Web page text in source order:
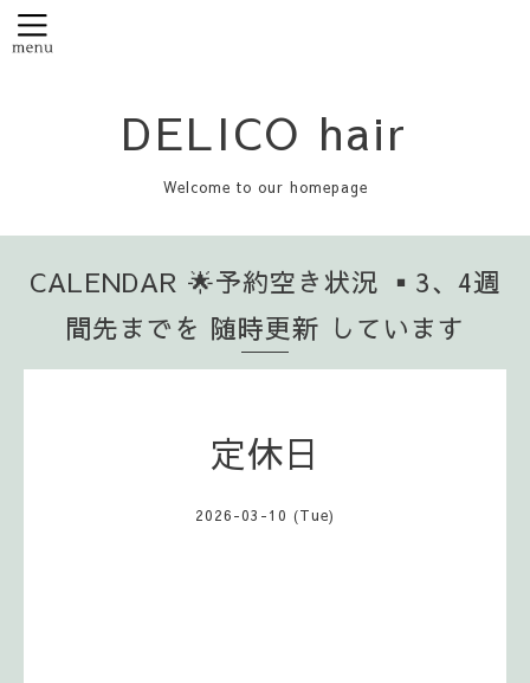
DELICO hair
Welcome to our homepage
CALENDAR 🌟予約空き状況 ▪️3、4週
間先までを 随時更新 しています
定休日
2026-03-10 (Tue)